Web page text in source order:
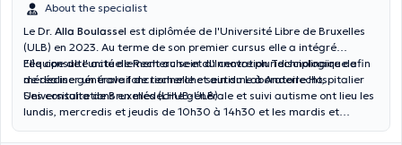
About the specialist
Le Dr. Alla Boulassel est diplômée de l'Université Libre de Bruxelles
(ULB) en 2023. Au terme de son premier cursus elle a intégré
l'équipe de l'unité de Recherche et d'Innovation Technologique afin
de réaliser un travail de recherche sein du Laboratoire Hospitalier
Universitaire de Bruxelles (LHUB-ULB) .
Elle consulte actuellement au sein du centre pluridisciplinaire de
médecine générale fonctionnelle et autisme à Anderlecht,
Ses consultations en médecine générale et suivi autisme ont lieu les
lundis, mercredis et jeudis de 10h30 à 14h30 et les mardis et